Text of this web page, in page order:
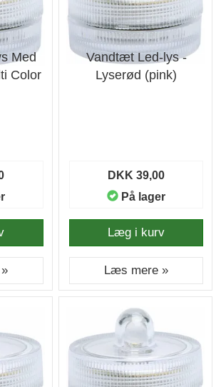
Med
Color
Vandtæt Led-lys -
Lyserød (pink)
DKK 39,00
På lager
Læg i kurv
Læs mere »